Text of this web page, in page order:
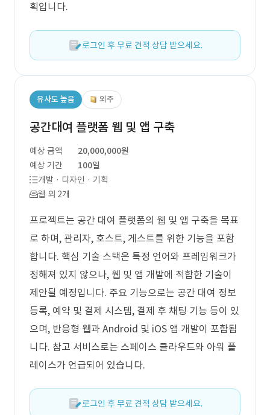
획입니다.
로그인 후 무료 견적 상담 받으세요.
유사도 높음 외주
공간대여 플랫폼 웹 및 앱 구축
예상 금액
20,000,000원
예상 기간
100일
개발 · 디자인 · 기획
웹 외 2개
프로젝트는 공간 대여 플랫폼의 웹 및 앱 구축을 목표
로 하며, 관리자, 호스트, 게스트를 위한 기능을 포함
합니다. 핵심 기술 스택은 특정 언어와 프레임워크가
정해져 있지 않으나, 웹 및 앱 개발에 적합한 기술이
제안될 예정입니다. 주요 기능으로는 공간 대여 정보
등록, 예약 및 결제 시스템, 결제 후 채팅 기능 등이 있
으며, 반응형 웹과 Android 및 iOS 앱 개발이 포함됩
니다. 참고 서비스로는 스페이스 클라우드와 아워 플
레이스가 언급되어 있습니다.
로그인 후 무료 견적 상담 받으세요.